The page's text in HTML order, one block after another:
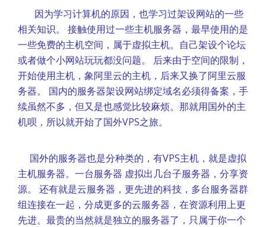
因为学习计算机的原因，也学习过架设网站的一些
相关知识。 接触使用过一些主机服务器，最早使用的是
一些免费的主机空间，属于虚拟主机。自己架设个论坛
或者做个小网站玩玩都没问题。 后来由于空间的限制，
开始使用主机，象阿里云的主机，后来又换了阿里云服
务器。 国内的服务器架设网站绑定域名必须得备案，手
续虽然不多，但又是也感觉比较麻烦。那就用国外的主
机呗，所以就开始了国外VPS之旅。
国外的服务器也是分种类的，有VPS主机，就是虚拟
主机服务器。一台服务器 虚拟出几台子服务器，分享资
源。 还有就是云服务器，更先进的科技，多台服务器群
组连接在一起，分成更多的云服务器，在资源利用上更
先进。最贵的当然就是独立的服务器了，只属于你一个